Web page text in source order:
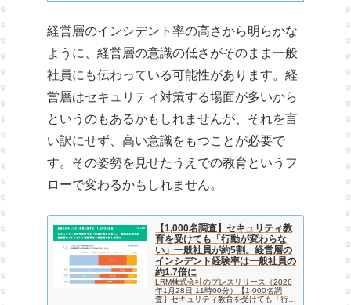
経営層のインシデント率の高さから明らかな
ように、経営層の意識の低さがそのまま一般
社員にも伝わっている可能性があります。経
営層はセキュリティ対策する場面が多いから
というのもあるかもしれませんが、それを言
い訳にせず、高い意識をもつことが必要で
す。その姿勢を見せたうえでの教育というフ
ローで変わるかもしれません。
【1,000名調査】セキュリティ教
育を受けても「行動が変わらな
い」一般社員が約5割。経営層の
インシデント経験率は一般社員の
約1.7倍に
LRM株式会社のプレスリリース（2026
年1月28日 11時00分）【1,000名調
査】セキュリティ教育を受けても「行動